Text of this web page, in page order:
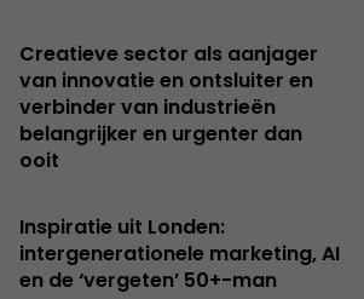
Creatieve sector als aanjager
van innovatie en ontsluiter en
verbinder van industrieën
belangrijker en urgenter dan
ooit
Inspiratie uit Londen:
intergenerationele marketing, AI
en de ‘vergeten’ 50+-man